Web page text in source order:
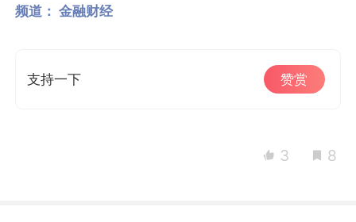
频道： 金融财经
支持一下 赞赏
3 8